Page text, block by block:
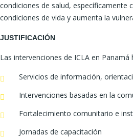
condiciones de salud, específicamente
condiciones de vida y aumenta la
JUSTIFICACIÓN
Las intervenciones de ICLA en
Servicios de información,
Intervenciones basadas en la
Fortalecimiento comunitario e
Jornadas de capacitación